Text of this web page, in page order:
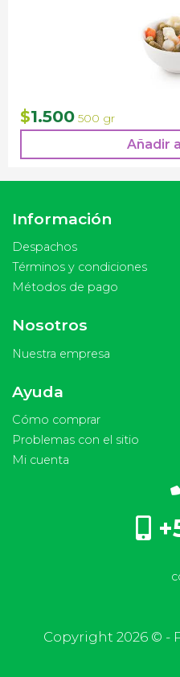
$1.500 500 gr
Añadir
Información
Despachos
Términos y condiciones
Métodos de pago
Nosotros
Nuestra empresa
Ayuda
Cómo comprar
Problemas con el sitio
Mi cuenta
Copyright 2026 © -